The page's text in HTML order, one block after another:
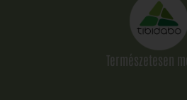
Természetesen